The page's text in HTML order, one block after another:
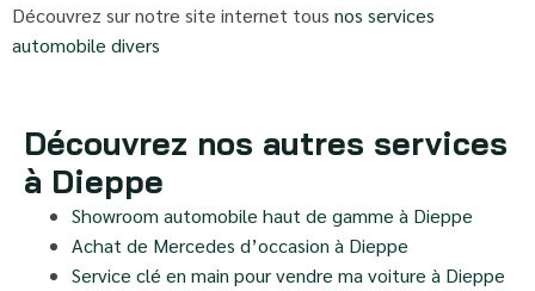
Découvrez sur notre site internet tous nos services
automobile divers
Découvrez nos autres services
à Dieppe
Showroom automobile haut de gamme à Dieppe
Achat de Mercedes d’occasion à Dieppe
Service clé en main pour vendre ma voiture à Dieppe